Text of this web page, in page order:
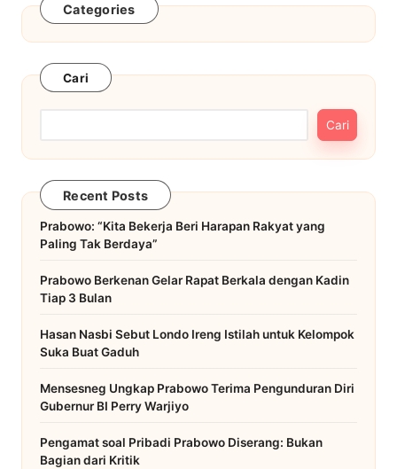
Categories
Cari
Cari
Recent Posts
Prabowo: “Kita Bekerja Beri Harapan Rakyat yang
Paling Tak Berdaya”
Prabowo Berkenan Gelar Rapat Berkala dengan Kadin
Tiap 3 Bulan
Hasan Nasbi Sebut Londo Ireng Istilah untuk Kelompok
Suka Buat Gaduh
Mensesneg Ungkap Prabowo Terima Pengunduran Diri
Gubernur BI Perry Warjiyo
Pengamat soal Pribadi Prabowo Diserang: Bukan
Bagian dari Kritik